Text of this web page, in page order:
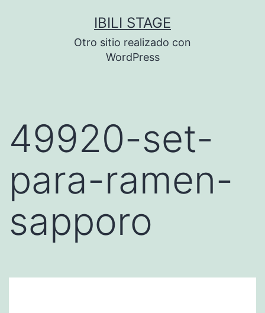
IBILI STAGE
Otro sitio realizado con
WordPress
49920-set-
para-ramen-
sapporo